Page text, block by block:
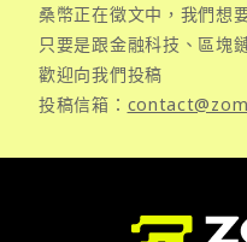
桑幣正在徵文中，我們想
只要是跟金融科技、區塊
歡迎向我們投稿
投稿信箱：